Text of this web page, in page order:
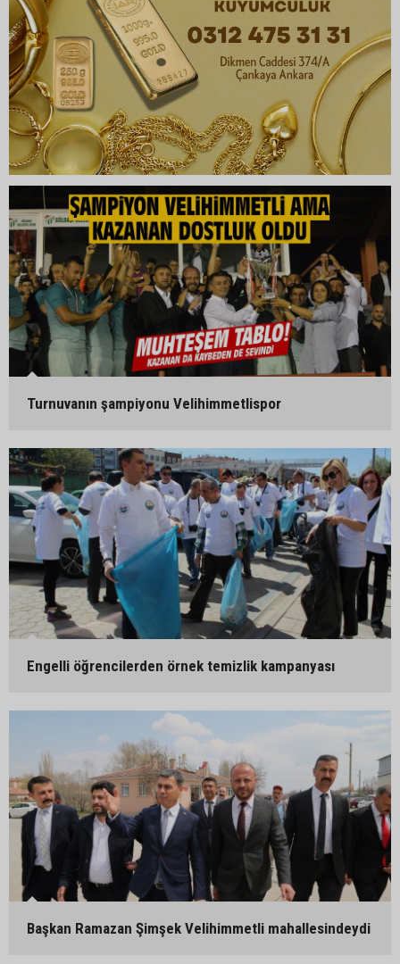
Turnuvanın şampiyonu Velihimmetlispor
Engelli öğrencilerden örnek temizlik kampanyası
Başkan Ramazan Şimşek Velihimmetli mahallesindeydi